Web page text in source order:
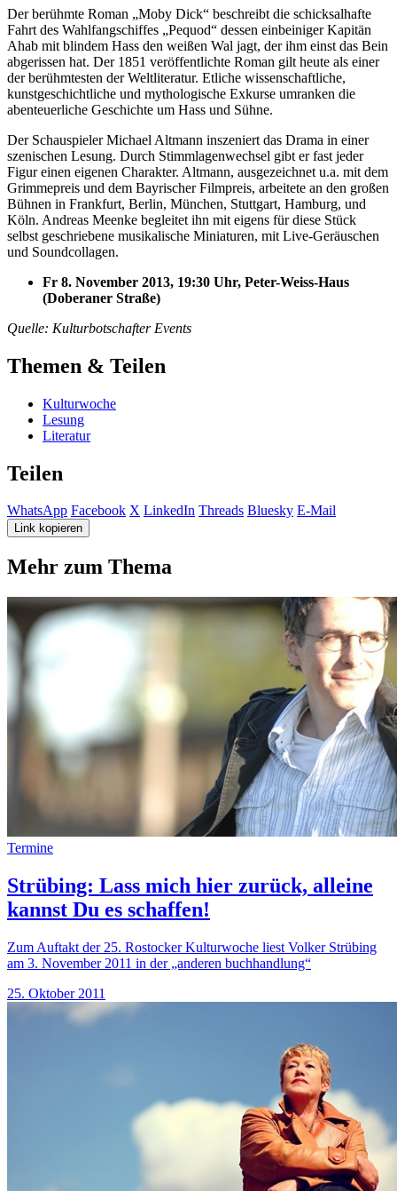
Der berühmte Roman „Moby Dick“ beschreibt die schicksalhafte
Fahrt des Wahlfangschiffes „Pequod“ dessen einbeiniger Kapitän
Ahab mit blindem Hass den weißen Wal jagt, der ihm einst das Bein
abgerissen hat. Der 1851 veröffentlichte Roman gilt heute als einer
der berühmtesten der Weltliteratur. Etliche wissenschaftliche,
kunstgeschichtliche und mythologische Exkurse umranken die
abenteuerliche Geschichte um Hass und Sühne.
Der Schauspieler Michael Altmann inszeniert das Drama in einer
szenischen Lesung. Durch Stimmlagenwechsel gibt er fast jeder
Figur einen eigenen Charakter. Altmann, ausgezeichnet u.a. mit dem
Grimmepreis und dem Bayrischer Filmpreis, arbeitete an den großen
Bühnen in Frankfurt, Berlin, München, Stuttgart, Hamburg, und
Köln. Andreas Meenke begleitet ihn mit eigens für diese Stück
selbst geschriebene musikalische Miniaturen, mit Live-Geräuschen
und Soundcollagen.
Fr 8. November 2013, 19:30 Uhr, Peter-Weiss-Haus
(Doberaner Straße)
Quelle: Kulturbotschafter Events
Themen & Teilen
Kulturwoche
Lesung
Literatur
Teilen
WhatsApp Facebook X LinkedIn Threads Bluesky E-Mail
Link kopieren
Mehr zum Thema
Termine
Strübing: Lass mich hier zurück, alleine
kannst Du es schaffen!
Zum Auftakt der 25. Rostocker Kulturwoche liest Volker Strübing
am 3. November 2011 in der „anderen buchhandlung“
25. Oktober 2011